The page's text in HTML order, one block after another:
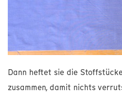
Dann heftet sie die
zusammen, damit nichts